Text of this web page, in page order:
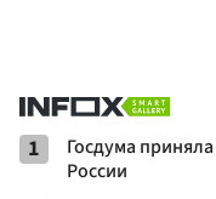
1
Госдума
России